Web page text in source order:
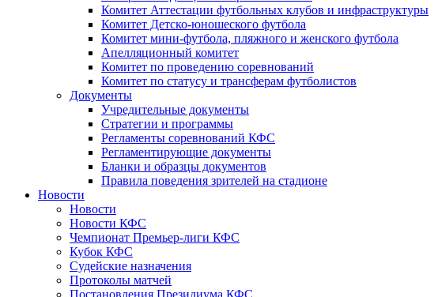
Комитет Аттестации футбольных клубов и инфраструктуры
Комитет Детско-юношеского футбола
Комитет мини-футбола, пляжного и женского футбола
Апелляционный комитет
Комитет по проведению соревнований
Комитет по статусу и трансферам футболистов
Документы
Учредительные документы
Стратегии и программы
Регламенты соревнований КФС
Регламентирующие документы
Бланки и образцы документов
Правила поведения зрителей на стадионе
Новости
Новости
Новости КФС
Чемпионат Премьер-лиги КФС
Кубок КФС
Судейские назначения
Протоколы матчей
Постановления Президиума КФС